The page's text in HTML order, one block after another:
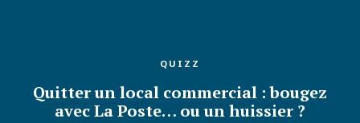
QUIZZ
Quitter un local commercial : bougez
avec La Poste… ou un huissier ?